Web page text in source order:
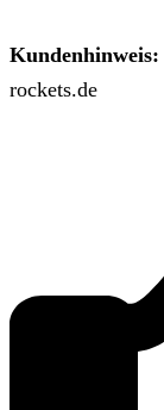
Kundenhinweis:
rockets.de